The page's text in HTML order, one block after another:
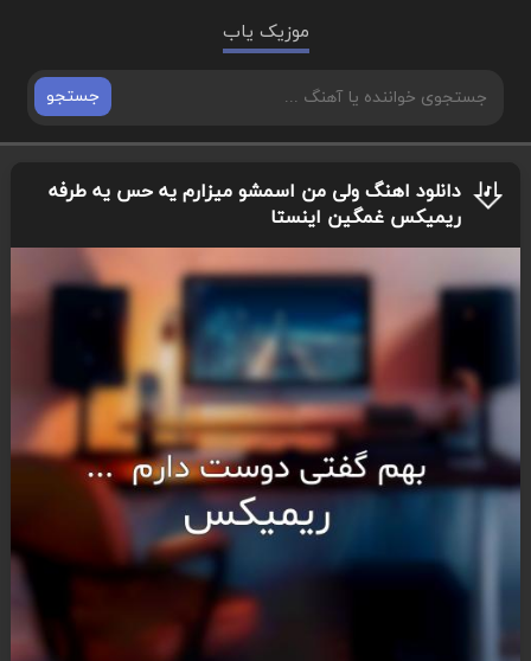
موزیک یاب
جستجو
دانلود اهنگ ولی من اسمشو میزارم یه حس یه طرفه
ریمیکس غمگین اینستا